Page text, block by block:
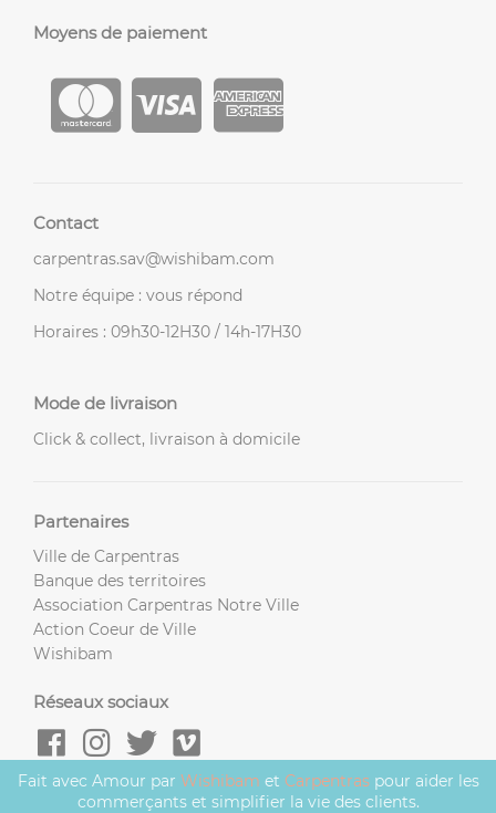
Moyens de paiement
Contact
carpentras.sav@wishibam.com
Notre équipe : vous répond
Horaires : 09h30-12H30 / 14h-17H30
Mode de livraison
Click & collect, livraison à domicile
Partenaires
Ville de Carpentras
Banque des territoires
Association Carpentras Notre Ville
Action Coeur de Ville
Wishibam
Réseaux sociaux
Fait avec Amour par Wishibam et Carpentraspour aider les
commerçants et simplifier la vie des clients.